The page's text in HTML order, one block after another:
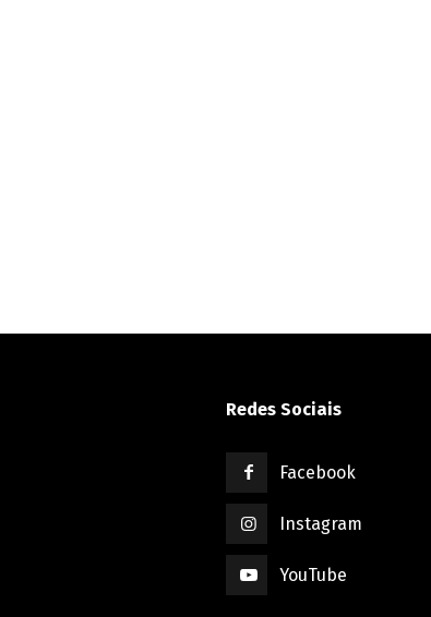
Redes Sociais
Facebook
Instagram
YouTube